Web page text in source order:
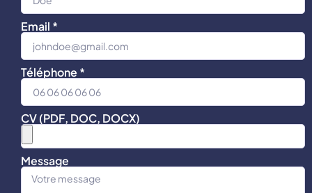
Email *
Téléphone *
CV (PDF, DOC, DOCX)
Message